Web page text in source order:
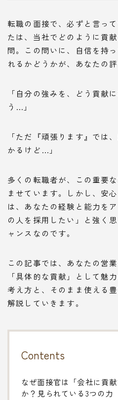
転職の面接で、必ずと言っ
たは、当社でどのように貢
問。この問いに、自信を持
れるかどうかが、あなたの
「自分の強みを、どう貢献
う…」
「ただ『頑張ります』では
かるけど…」
多くの転職者が、この重要
ませています。しかし、安
は、あなたの経験と能力を
の人を採用したい」と強く
ャンスなのです。
この記事では、あなたの営
「具体的な貢献」として魅
考え方と、そのまま使える
解説していきます。
Contents
なぜ面接官は「会社に貢
か？見られている3つの力